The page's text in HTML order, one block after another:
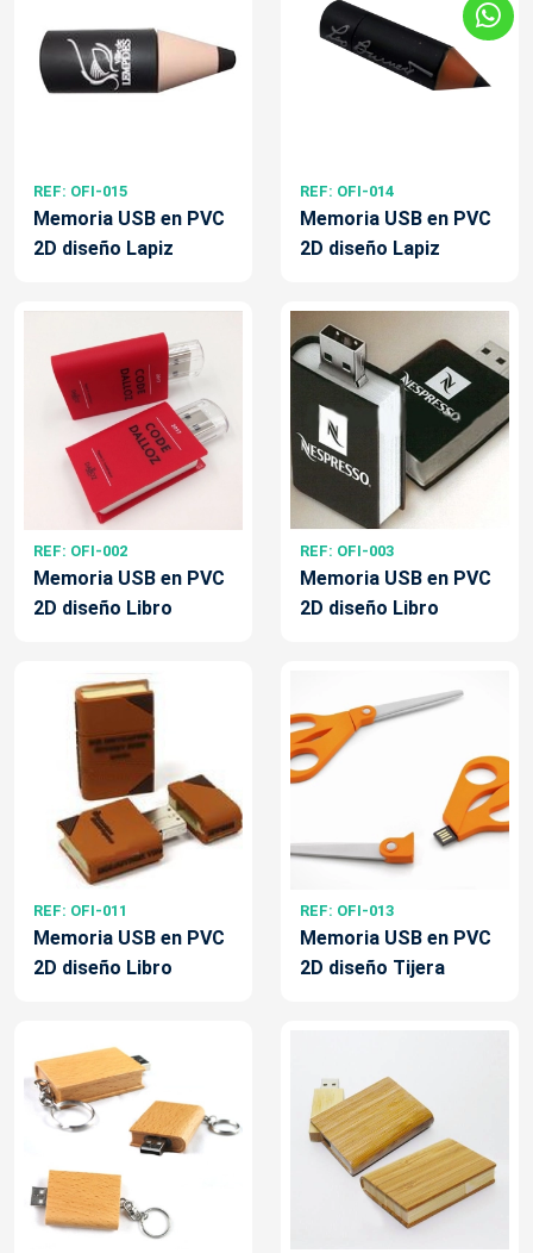
REF: OFI-015
Memoria USB en PVC
2D diseño Lapiz
REF: OFI-014
Memoria USB en PVC
2D diseño Lapiz
REF: OFI-002
Memoria USB en PVC
2D diseño Libro
REF: OFI-003
Memoria USB en PVC
2D diseño Libro
REF: OFI-011
Memoria USB en PVC
2D diseño Libro
REF: OFI-013
Memoria USB en PVC
2D diseño Tijera